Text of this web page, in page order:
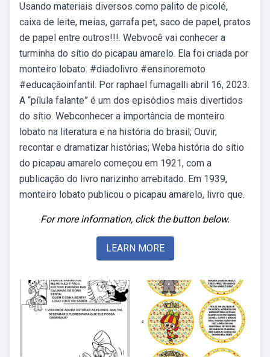
Usando materiais diversos como palito de picolé,
caixa de leite, meias, garrafa pet, saco de papel, pratos
de papel entre outros!!!. Webvocê vai conhecer a
turminha do sítio do picapau amarelo. Ela foi criada por
monteiro lobato. #diadolivro #ensinoremoto
#educaçãoinfantil. Por raphael fumagalli abril 16, 2023.
A “pílula falante” é um dos episódios mais divertidos
do sítio. Webconhecer a importância de monteiro
lobato na literatura e na história do brasil; Ouvir,
recontar e dramatizar histórias; Weba história do sítio
do picapau amarelo começou em 1921, com a
publicação do livro narizinho arrebitado. Em 1939,
monteiro lobato publicou o picapau amarelo, livro que.
For more information, click the button below.
LEARN MORE